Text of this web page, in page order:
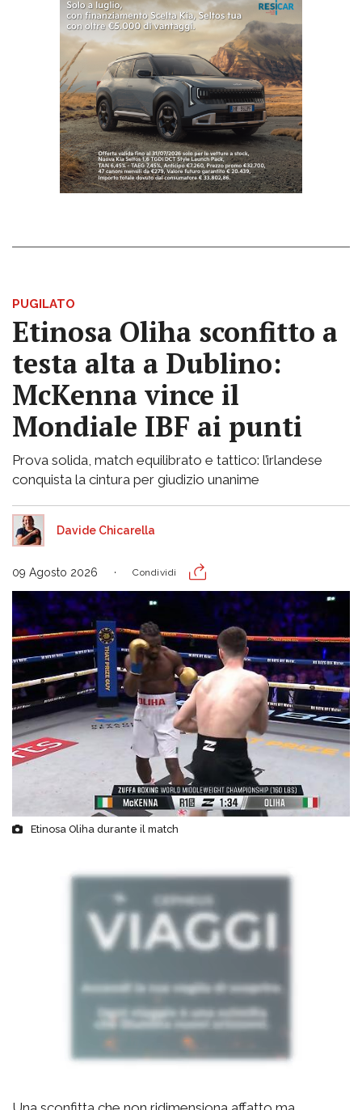
PUGILATO
Etinosa Oliha sconfitto a
testa alta a Dublino:
McKenna vince il
Mondiale IBF ai punti
Prova solida, match equilibrato e tattico: l’irlandese
conquista la cintura per giudizio unanime
Davide Chicarella
09 Agosto 2026 Condividi
Etinosa Oliha durante il match